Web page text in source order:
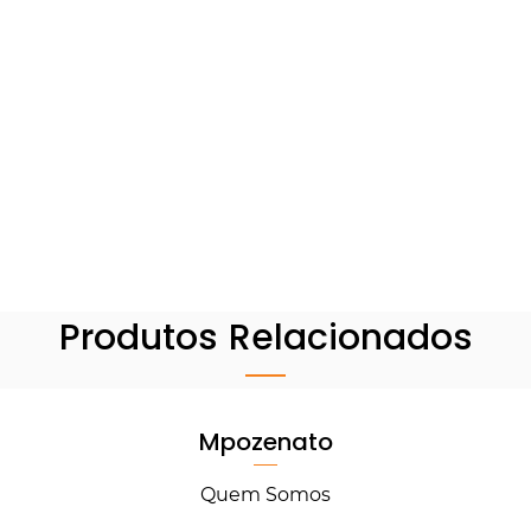
Produtos Relacionados
Mpozenato
Quem Somos